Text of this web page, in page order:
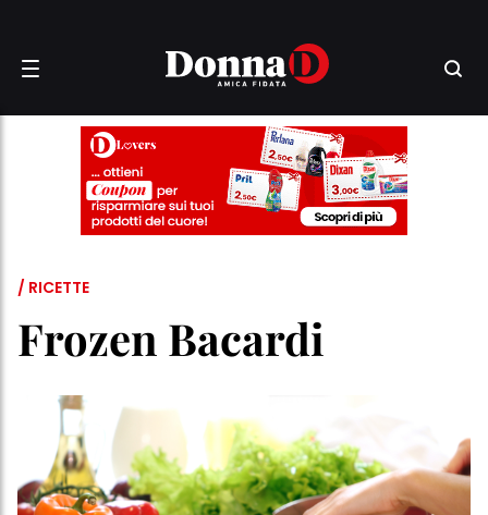
/ RICETTE
Frozen Bacardi